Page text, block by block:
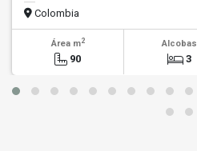
Colombia
Área m2
90
Alcobas
3